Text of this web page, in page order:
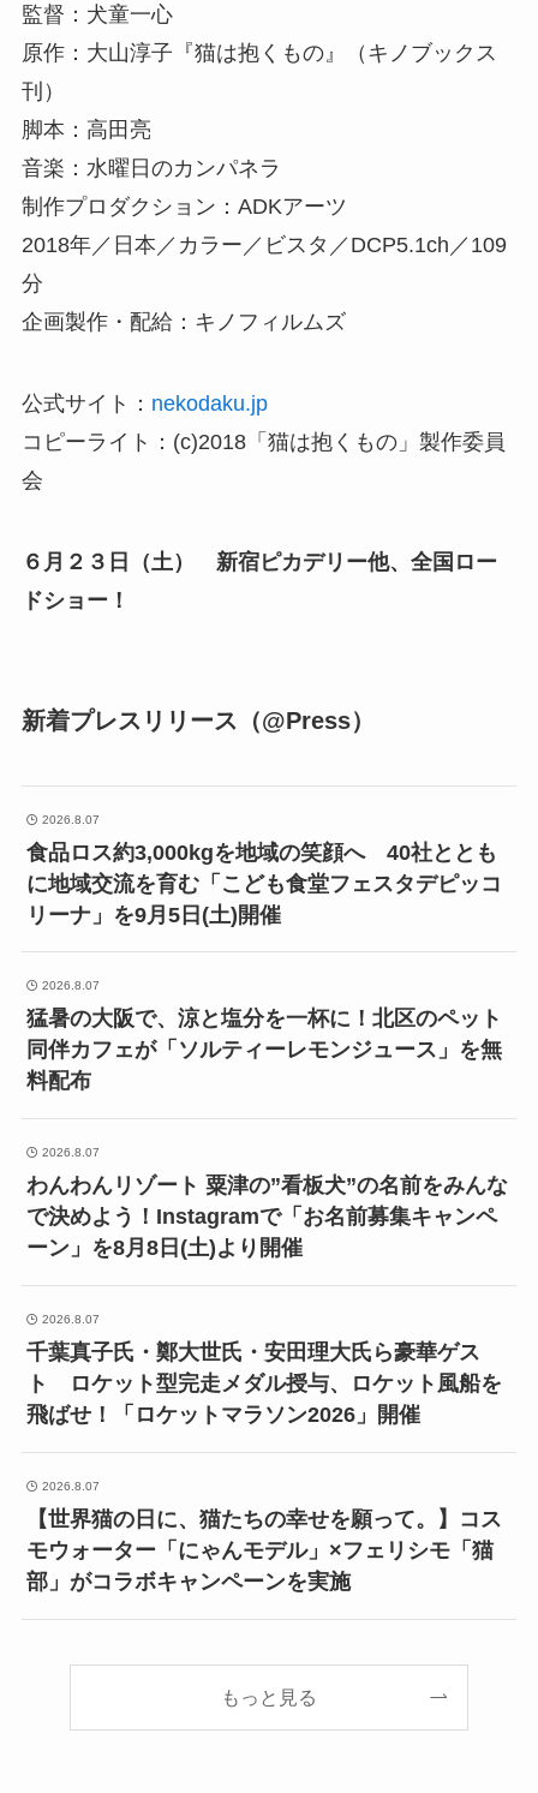
監督：犬童一心
原作：大山淳子『猫は抱くもの』（キノブックス
刊）
脚本：高田亮
音楽：水曜日のカンパネラ
制作プロダクション：ADKアーツ
2018年／日本／カラー／ビスタ／DCP5.1ch／109
分
企画製作・配給：キノフィルムズ
公式サイト： nekodaku.jp
コピーライト：(c)2018「猫は抱くもの」製作委員
会
６月２３日（土） 新宿ピカデリー他、全国ロー
ドショー！
新着プレスリリース（@Press）
2026.8.07
食品ロス約3,000kgを地域の笑顔へ 40社ととも
に地域交流を育む「こども食堂フェスタデピッコ
リーナ」を9月5日(土)開催
2026.8.07
猛暑の大阪で、涼と塩分を一杯に！北区のペット
同伴カフェが「ソルティーレモンジュース」を無
料配布
2026.8.07
わんわんリゾート 粟津の”看板犬”の名前をみんな
で決めよう！Instagramで「お名前募集キャンペ
ーン」を8月8日(土)より開催
2026.8.07
千葉真子氏・鄭大世氏・安田理大氏ら豪華ゲス
ト ロケット型完走メダル授与、ロケット風船を
飛ばせ！「ロケットマラソン2026」開催
2026.8.07
【世界猫の日に、猫たちの幸せを願って。】コス
モウォーター「にゃんモデル」×フェリシモ「猫
部」がコラボキャンペーンを実施
もっと見る